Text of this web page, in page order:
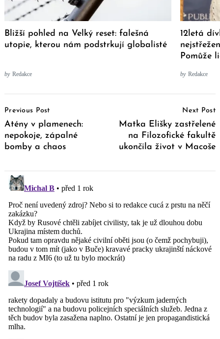
Bližší pohled na Velký reset: falešná
utopie, kterou nám podstrkují globalisté
by Redakce
12letá
Pomůže
by Redakce
Navigation
Previous Post
Atény v plamenech:
nepokoje, zápalné
bomby a chaos
Next Post
Matka Elišky zastřelené
na Filozofické fakultě
ukončila život v Macoše